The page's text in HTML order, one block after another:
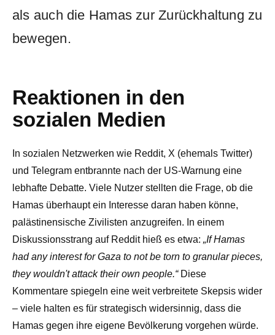
als auch die Hamas zur Zurückhaltung zu
bewegen.
Reaktionen in den
sozialen Medien
In sozialen Netzwerken wie Reddit, X (ehemals Twitter)
und Telegram entbrannte nach der US-Warnung eine
lebhafte Debatte. Viele Nutzer stellten die Frage, ob die
Hamas überhaupt ein Interesse daran haben könne,
palästinensische Zivilisten anzugreifen. In einem
Diskussionsstrang auf Reddit hieß es etwa: „If Hamas
had any interest for Gaza to not be torn to granular pieces,
they wouldn't attack their own people.“Diese
Kommentare spiegeln eine weit verbreitete Skepsis wider
– viele halten es für strategisch widersinnig, dass die
Hamas gegen ihre eigene Bevölkerung vorgehen würde.